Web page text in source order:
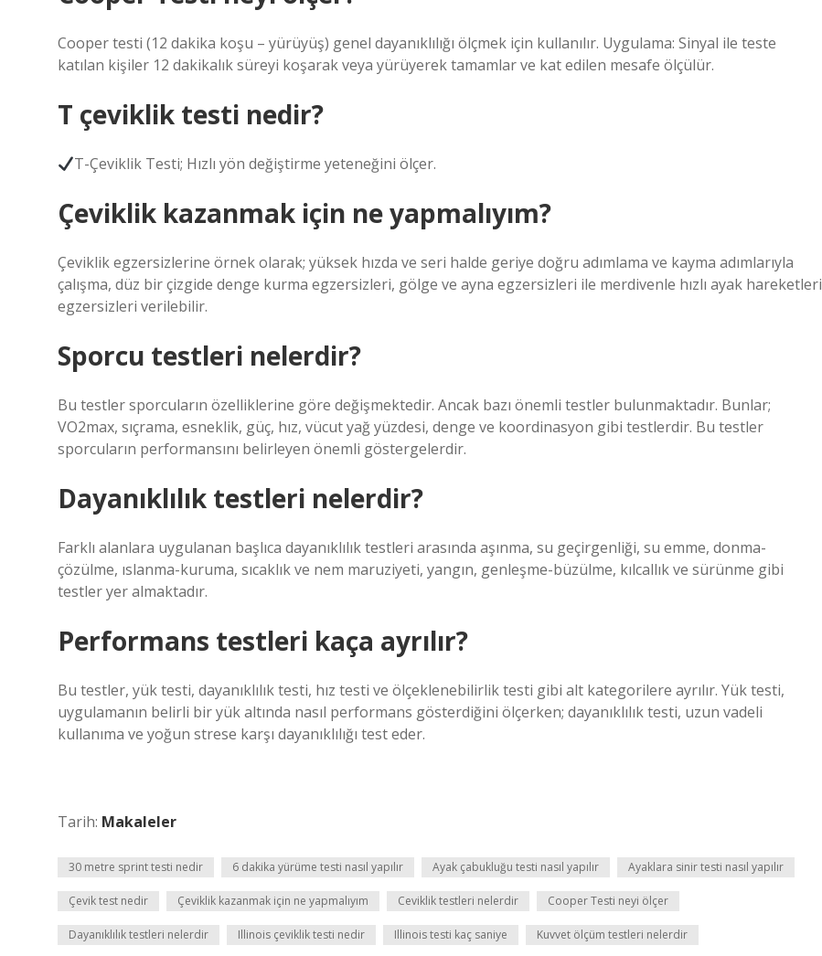
Cooper testi (12 dakika koşu – yürüyüş) genel dayanıklılığı ölçmek için kullanılır. Uygulama: Sinyal ile teste
katılan kişiler 12 dakikalık süreyi koşarak veya yürüyerek tamamlar ve kat edilen mesafe ölçülür.
T çeviklik testi nedir?
T-Çeviklik Testi; Hızlı yön değiştirme yeteneğini ölçer.
Çeviklik kazanmak için ne yapmalıyım?
Çeviklik egzersizlerine örnek olarak; yüksek hızda ve seri halde geriye doğru adımlama ve kayma adımlarıyla
çalışma, düz bir çizgide denge kurma egzersizleri, gölge ve ayna egzersizleri ile merdivenle hızlı ayak hareketleri
egzersizleri verilebilir.
Sporcu testleri nelerdir?
Bu testler sporcuların özelliklerine göre değişmektedir. Ancak bazı önemli testler bulunmaktadır. Bunlar;
VO2max, sıçrama, esneklik, güç, hız, vücut yağ yüzdesi, denge ve koordinasyon gibi testlerdir. Bu testler
sporcuların performansını belirleyen önemli göstergelerdir.
Dayanıklılık testleri nelerdir?
Farklı alanlara uygulanan başlıca dayanıklılık testleri arasında aşınma, su geçirgenliği, su emme, donma-
çözülme, ıslanma-kuruma, sıcaklık ve nem maruziyeti, yangın, genleşme-büzülme, kılcallık ve sürünme gibi
testler yer almaktadır.
Performans testleri kaça ayrılır?
Bu testler, yük testi, dayanıklılık testi, hız testi ve ölçeklenebilirlik testi gibi alt kategorilere ayrılır. Yük testi,
uygulamanın belirli bir yük altında nasıl performans gösterdiğini ölçerken; dayanıklılık testi, uzun vadeli
kullanıma ve yoğun strese karşı dayanıklılığı test eder.
Tarih: Makaleler
30 metre sprint testi nedir 6 dakika yürüme testi nasıl yapılır Ayak çabukluğu testi nasıl yapılır Ayaklara sinir testi nasıl yapılır
Çevik test nedir Çeviklik kazanmak için ne yapmalıyım Ceviklik testleri nelerdir Cooper Testi neyi ölçer
Dayanıklılık testleri nelerdir Illinois çeviklik testi nedir Illinois testi kaç saniye Kuvvet ölçüm testleri nelerdir